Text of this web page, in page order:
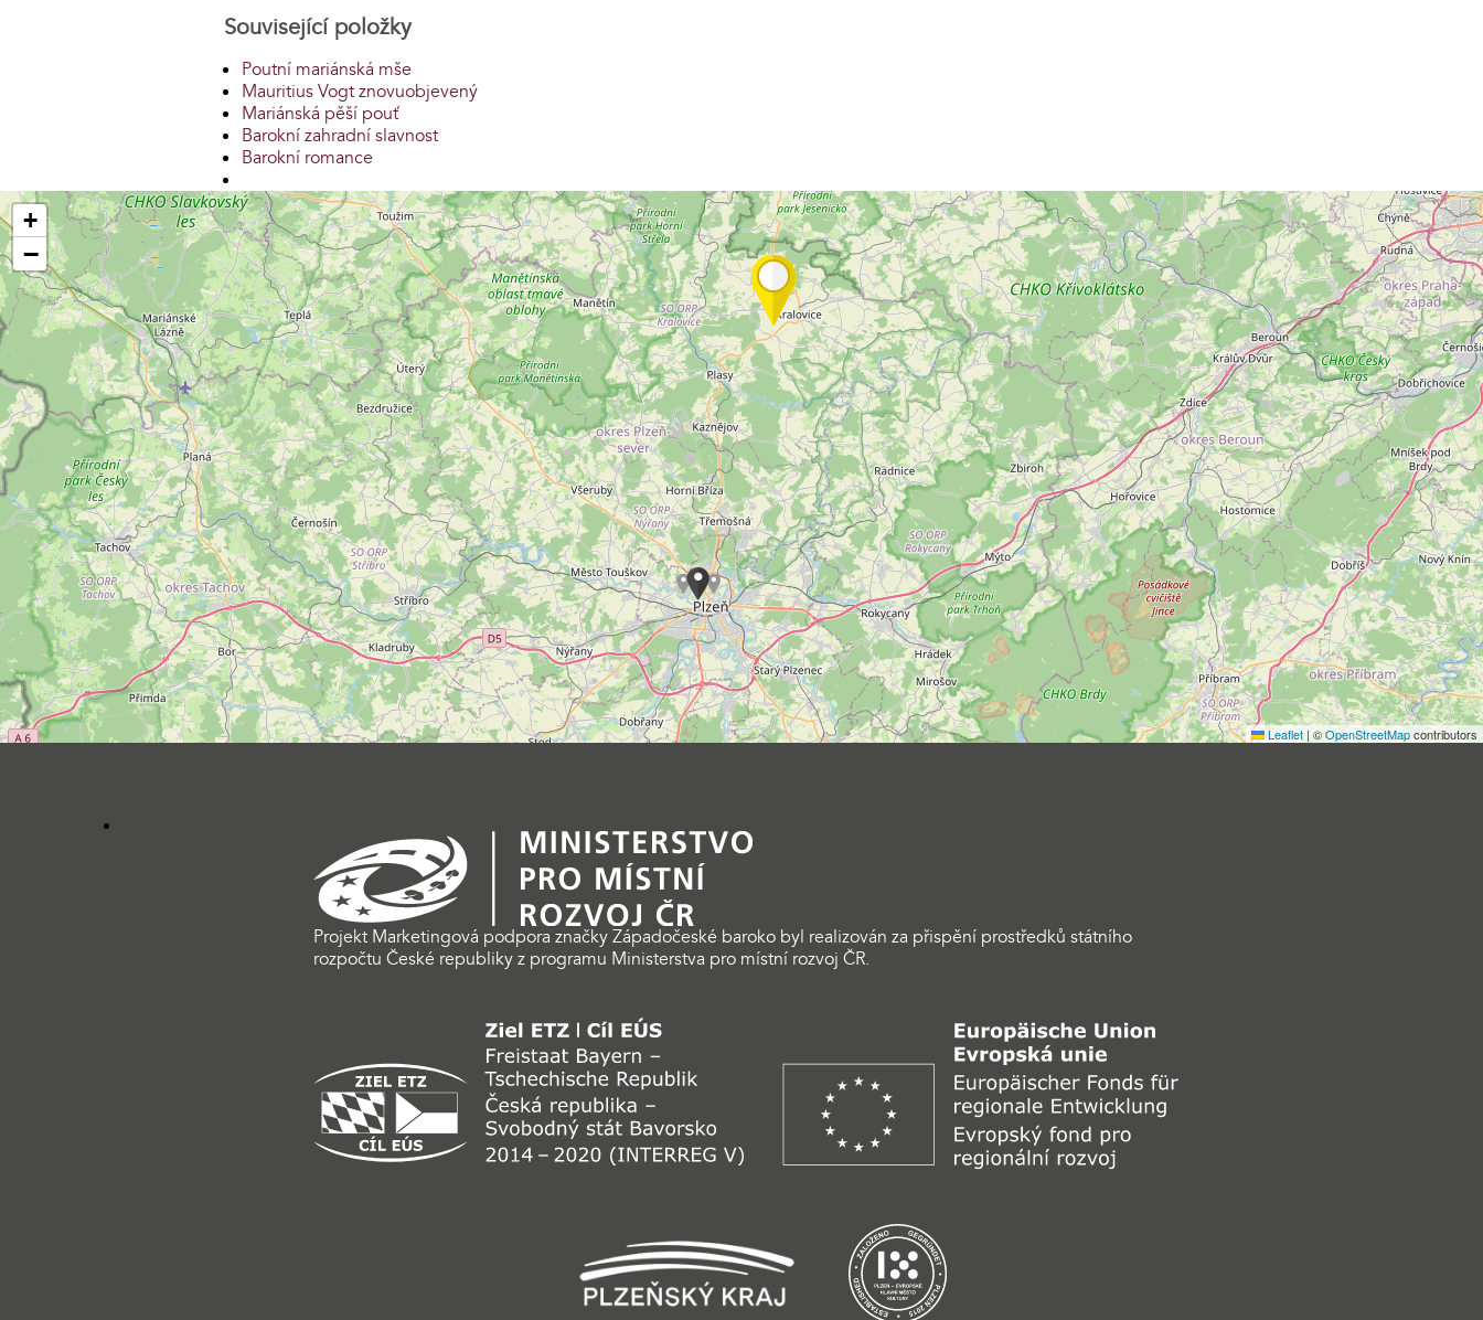
Související položky
Poutní mariánská mše
Mauritius Vogt znovuobjevený
Mariánská pěší pouť
Barokní zahradní slavnost
Barokní romance
+
−
Leaflet | ©OpenStreetMapcontributors
Projekt Marketingová podpora značky Západočeské baroko byl realizován za přispění prostředků státního
rozpočtu České republiky z programu Ministerstva pro místní rozvoj ČR.